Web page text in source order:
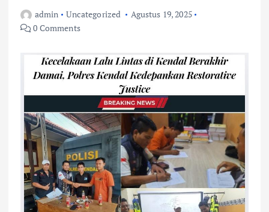
admin Uncategorized
Agustus 19, 2025
0 Comments